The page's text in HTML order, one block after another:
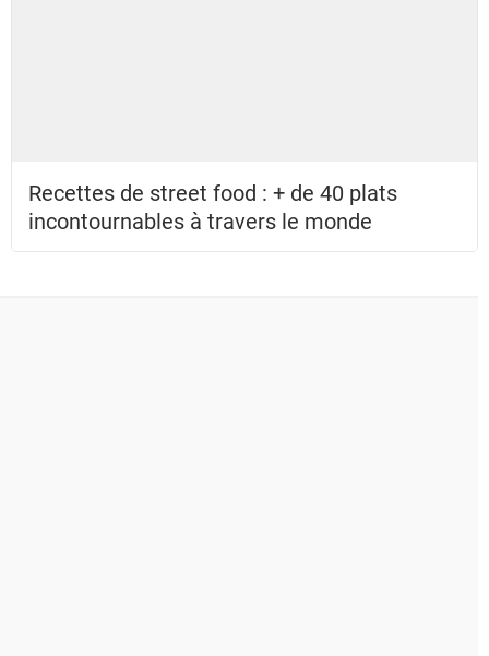
Recettes de street food : + de 40 plats
incontournables à travers le monde